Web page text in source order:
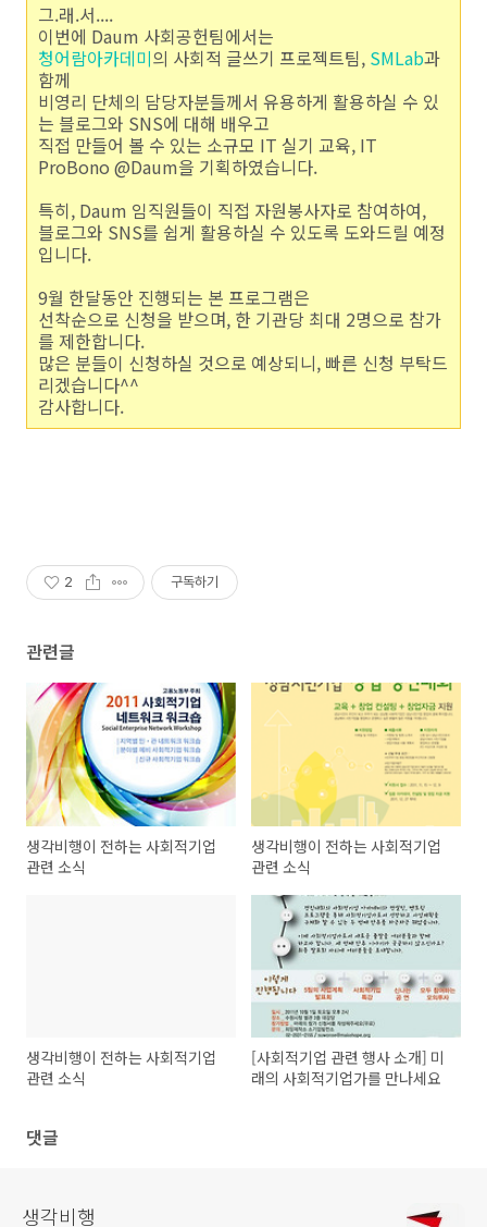
그.래.서....
이번에 Daum 사회공헌팀에서는
청어람아카데미의 사회적 글쓰기 프로젝트팀, SMLab과
함께
비영리 단체의 담당자분들께서 유용하게 활용하실 수 있
는 블로그와 SNS에 대해 배우고
직접 만들어 볼 수 있는 소규모 IT 실기 교육, IT
ProBono @Daum을 기획하였습니다.
특히, Daum 임직원들이 직접 자원봉사자로 참여하여,
블로그와 SNS를 쉽게 활용하실 수 있도록 도와드릴 예정
입니다.
9월 한달동안 진행되는 본 프로그램은
선착순으로 신청을 받으며, 한 기관당 최대 2명으로 참가
를 제한합니다.
많은 분들이 신청하실 것으로 예상되니, 빠른 신청 부탁드
리겠습니다^^
감사합니다.
2 구독하기
관련글
생각비행이 전하는 사회적기업
관련 소식
생각비행이 전하는 사회적기업
관련 소식
생각비행이 전하는 사회적기업
관련 소식
[사회적기업 관련 행사 소개] 미
래의 사회적기업가를 만나세요
댓글
생각비행